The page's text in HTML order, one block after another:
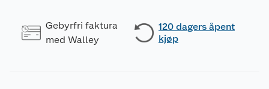
Gebyrfri faktura
med Walley
120 dagers åpent
kjøp